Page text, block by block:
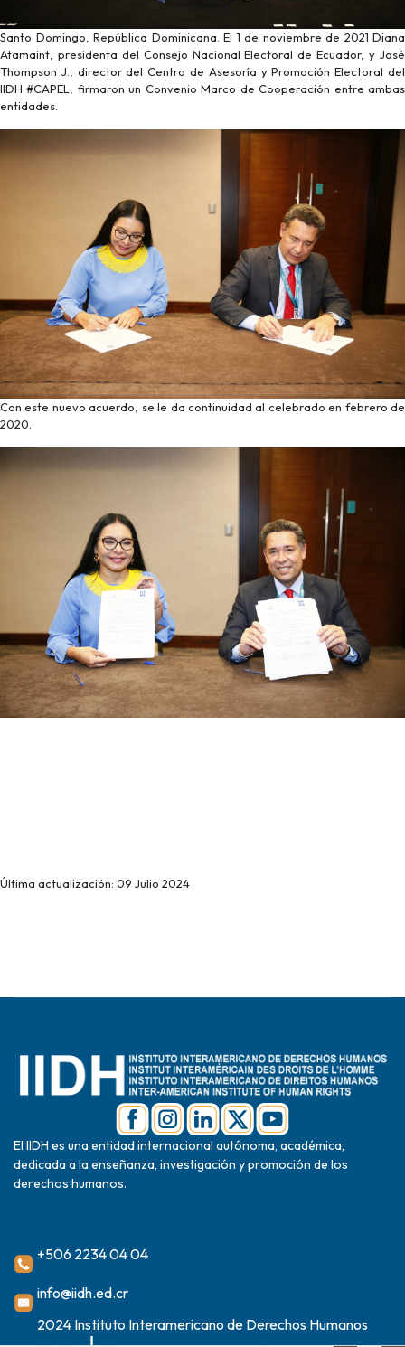
Santo Domingo, República Dominicana. El 1 de noviembre de 2021 Diana
Atamaint, presidenta del Consejo Nacional Electoral de Ecuador, y José
Thompson J., director del Centro de Asesoría y Promoción Electoral del
IIDH #CAPEL, firmaron un Convenio Marco de Cooperación entre ambas
entidades.
Con este nuevo acuerdo, se le da continuidad al celebrado en febrero de
2020.
Última actualización: 09 Julio 2024
El IIDH es una entidad internacional autónoma, académica,
dedicada a la enseñanza, investigación y promoción de los
derechos humanos.
+506 2234 04 04
info@iidh.ed.cr
2024 Instituto Interamericano de Derechos Humanos